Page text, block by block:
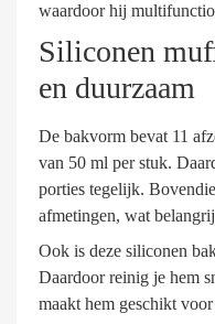
waardoor hij
Siliconen
en duurzaam
De bakvorm bevat 11
van 50 ml per stuk.
porties tegelijk.
afmetingen, wat
Ook is deze siliconen
Daardoor reinig je hem
maakt hem geschikt